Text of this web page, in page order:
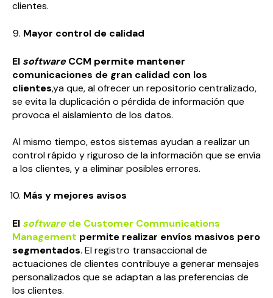
clientes.
Mayor control de calidad
El software CCM permite mantener
comunicaciones de gran calidad con los
clientes,ya que, al ofrecer un repositorio centralizado,
se evita la duplicación o pérdida de información que
provoca el aislamiento de los datos.
Al mismo tiempo, estos sistemas ayudan a realizar un
control rápido y riguroso de la información que se envía
a los clientes, y a eliminar posibles errores.
Más y mejores avisos
El software de Customer Communications
Management permite realizar envíos masivos pero
segmentados. El registro transaccional de
actuaciones de clientes contribuye a generar mensajes
personalizados que se adaptan a las preferencias de
los clientes.